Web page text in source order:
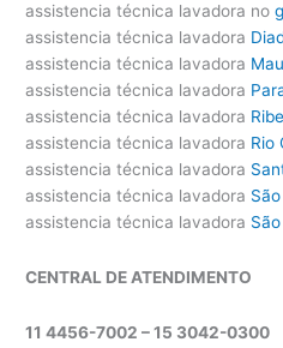
assistencia técnica lavadora no
assistencia técnica lavadora
assistencia técnica lavadora
assistencia técnica lavadora
assistencia técnica lavadora
assistencia técnica lavadora Rio
assistencia técnica lavadora
assistencia técnica lavadora
assistencia técnica lavadora
CENTRAL DE ATENDIMENTO
11 4456-7002 – 15 3042-0300